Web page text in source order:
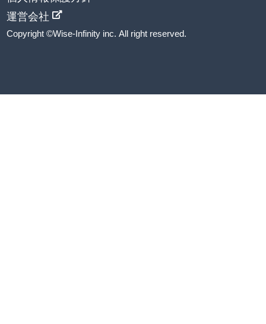
運営会社
Copyright ©Wise-Infinity inc. All right reserved.